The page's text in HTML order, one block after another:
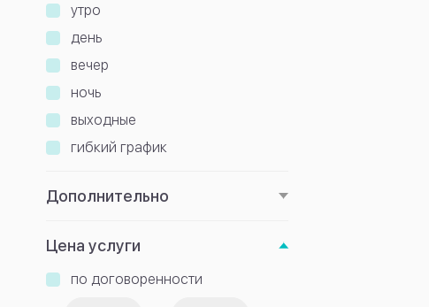
утро
день
вечер
ночь
выходные
гибкий график
Дополнительно
Цена услуги
по договоренности